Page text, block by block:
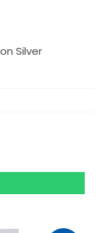
Silver